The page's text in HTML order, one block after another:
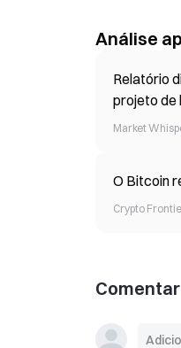
Análise
Relatório
projeto de
o
Market
O Bitcoin
Crypto
Comentar